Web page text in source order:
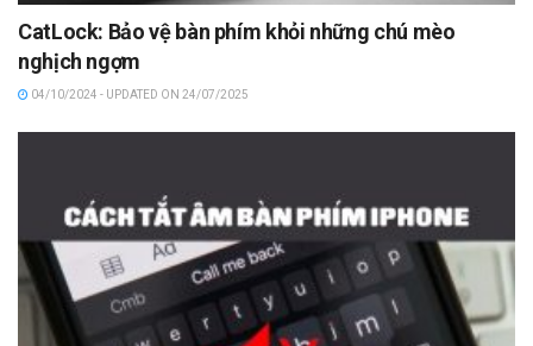
CatLock: Bảo vệ bàn phím khỏi những chú mèo
nghịch ngợm
04/10/2024 - UPDATED ON 24/07/2025